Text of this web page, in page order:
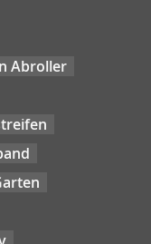
Abroller